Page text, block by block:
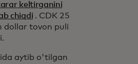
keltirganini
chiqdi . CDK 25
dollar tovon puli
aytib o'tilgan